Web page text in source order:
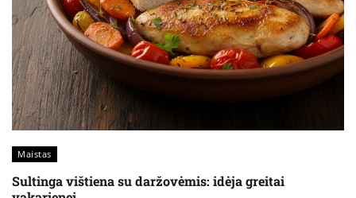
Maistas
Sultinga vištiena su daržovėmis: idėja greitai